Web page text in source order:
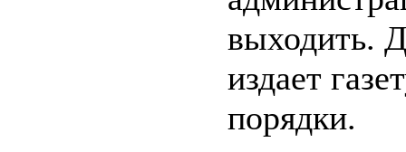
выходить.
издает
порядки.